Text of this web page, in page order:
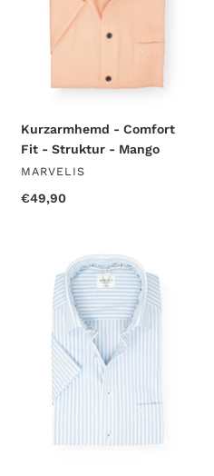
Kurzarmhemd - Comfort
Fit - Struktur - Mango
VENDOR
MARVELIS
Regular
€49,90
Modern
Gestreift